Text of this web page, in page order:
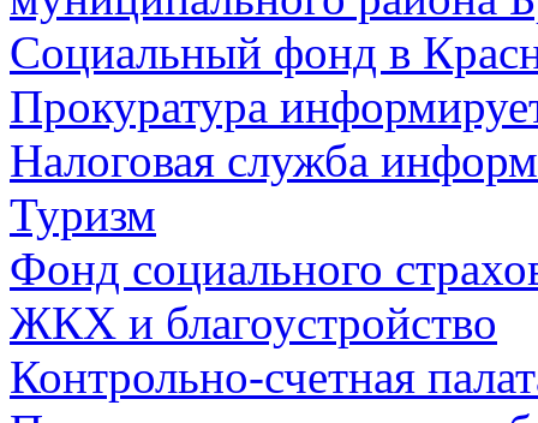
Социальный фонд в
Прокуратура
Налоговая служба
Туризм
Фонд социального
ЖКХ и благоустройство
Контрольно-счетная